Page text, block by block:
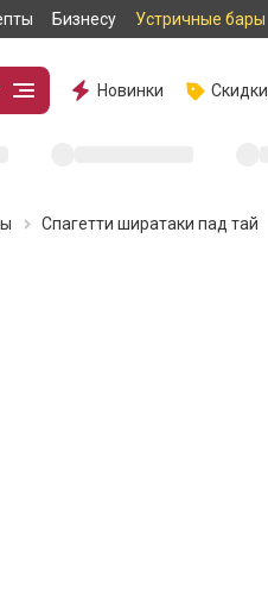
Бизнесу Устричные бары
Новинки Скидки
Спагетти ширатаки пад тай